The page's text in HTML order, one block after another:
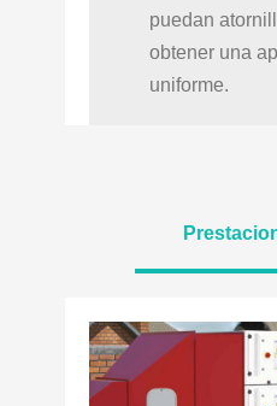
puedan
obtener una
uniforme.